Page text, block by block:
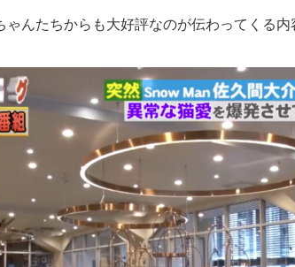
んたちからも大好評なのが伝わってくる内